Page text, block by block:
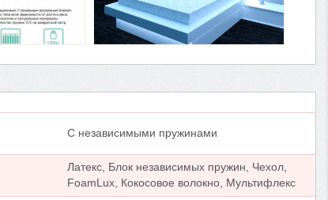
С независимыми пружинами
Латекс, Блок независимых пружин, Чехол,
FoamLux, Кокосовое волокно, Мультифлекс